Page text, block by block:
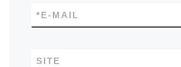
E-MAIL
*
SITE